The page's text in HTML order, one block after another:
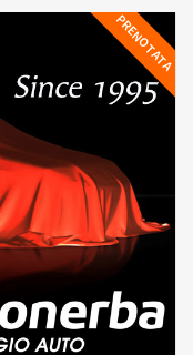
PRENOTATA